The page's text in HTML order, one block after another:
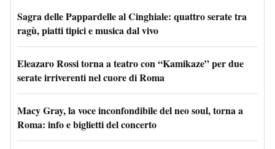
Sagra delle Pappardelle al Cinghiale: quattro serate tra
ragù, piatti tipici e musica dal vivo
Eleazaro Rossi torna a teatro con “Kamikaze” per due
serate irriverenti nel cuore di Roma
Macy Gray, la voce inconfondibile del neo soul, torna a
Roma: info e biglietti del concerto